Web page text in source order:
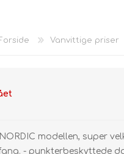
Vanvittige priser
modellen, super
- punkterbeskyttede